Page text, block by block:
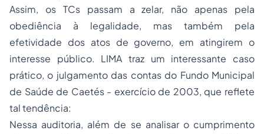
Assim, os TCs passam a zelar, não apenas pela
obediência à legalidade, mas também pela
efetividade dos atos de governo, em atingirem o
interesse público. LIMA traz um interessante caso
prático, o julgamento das contas do Fundo Municipal
de Saúde de Caetés - exercício de 2003, que reflete
tal tendência:
Nessa auditoria, além de se analisar o cumprimento